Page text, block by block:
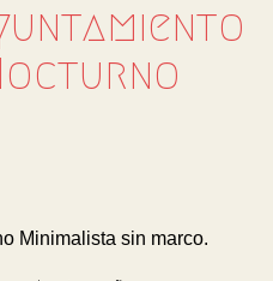
Minimalista sin marco.